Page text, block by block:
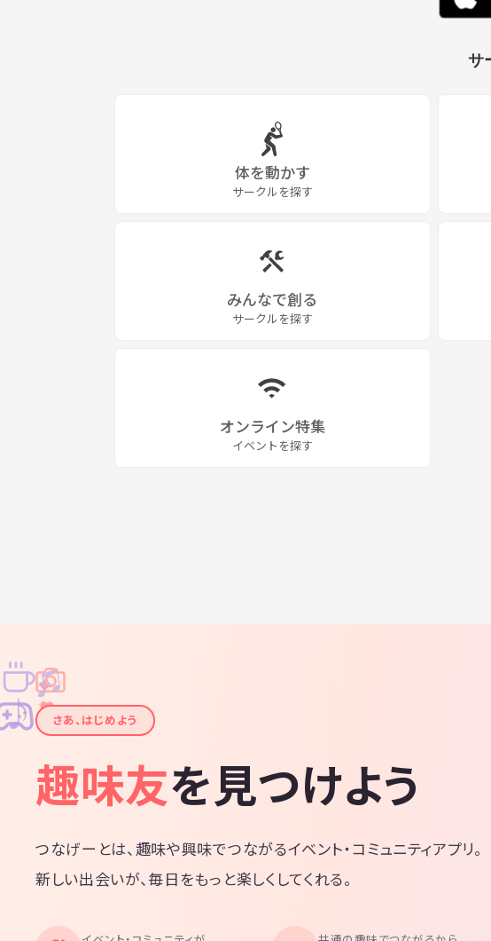
サ
体を動かす
サークルを探す
みんなで創る
サークルを探す
オンライン特集
イベントを探す
✦
✦
✧
✧
♪
♫
さあ、はじめよう
趣味友を見つけよう
つなげーとは、趣味や興味でつながるイベント・コミュニティアプリ。
新しい出会いが、毎日をもっと楽しくしてくれる。